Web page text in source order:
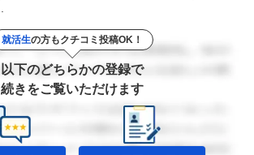
就活生の方もクチコミ投稿OK！
以下のどちらかの登録で
続きをご覧いただけます